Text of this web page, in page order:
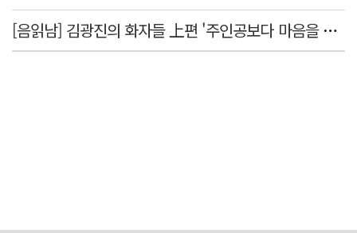
[음읽남] 김광진의 화자들 上편 '주인공보다 마음을 쓴 사람'